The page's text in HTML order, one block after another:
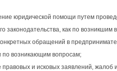
юридической помощи путем
законодательства, как по возникшим
обращений в
по возникающим вопросам;
правовых и исковых заявлений, жалоб